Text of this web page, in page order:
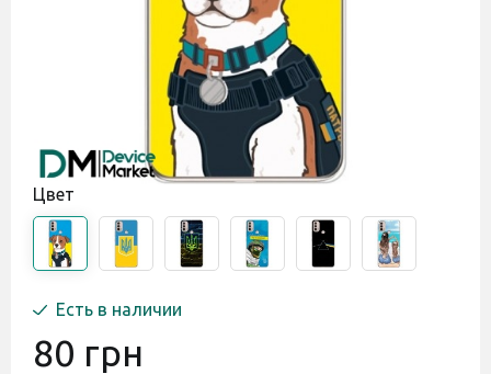
Цвет
Есть в наличии
80 грн